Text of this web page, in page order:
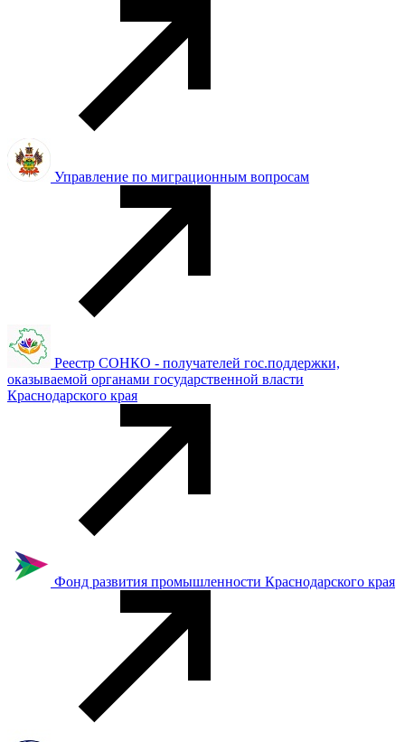
Управление по миграционным вопросам
Реестр СОНКО - получателей гос.поддержки,
оказываемой органами государственной власти
Краснодарского края
Фонд развития промышленности Краснодарского края